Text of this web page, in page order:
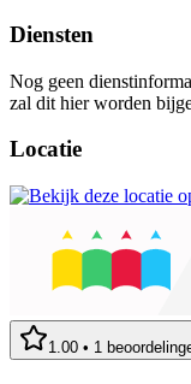
Diensten
Nog geen
zal dit hier worden
Locatie
1.00 • 1